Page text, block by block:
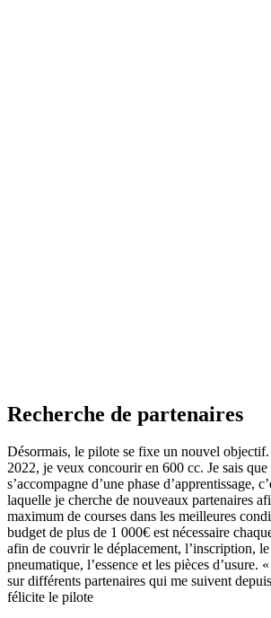
Recherche de partenaires
Désormais, le pilote se fixe un nouvel
2022, je veux concourir en 600 cc. Je sais
s’accompagne d’une phase d’apprentissage,
laquelle je cherche de nouveaux partenaires
maximum de courses dans les meilleures
budget de plus de 1 000€ est nécessaire
afin de couvrir le déplacement, l’inscription,
pneumatique, l’essence et les pièces d’usure.
sur différents partenaires qui me suivent
félicite le pilote